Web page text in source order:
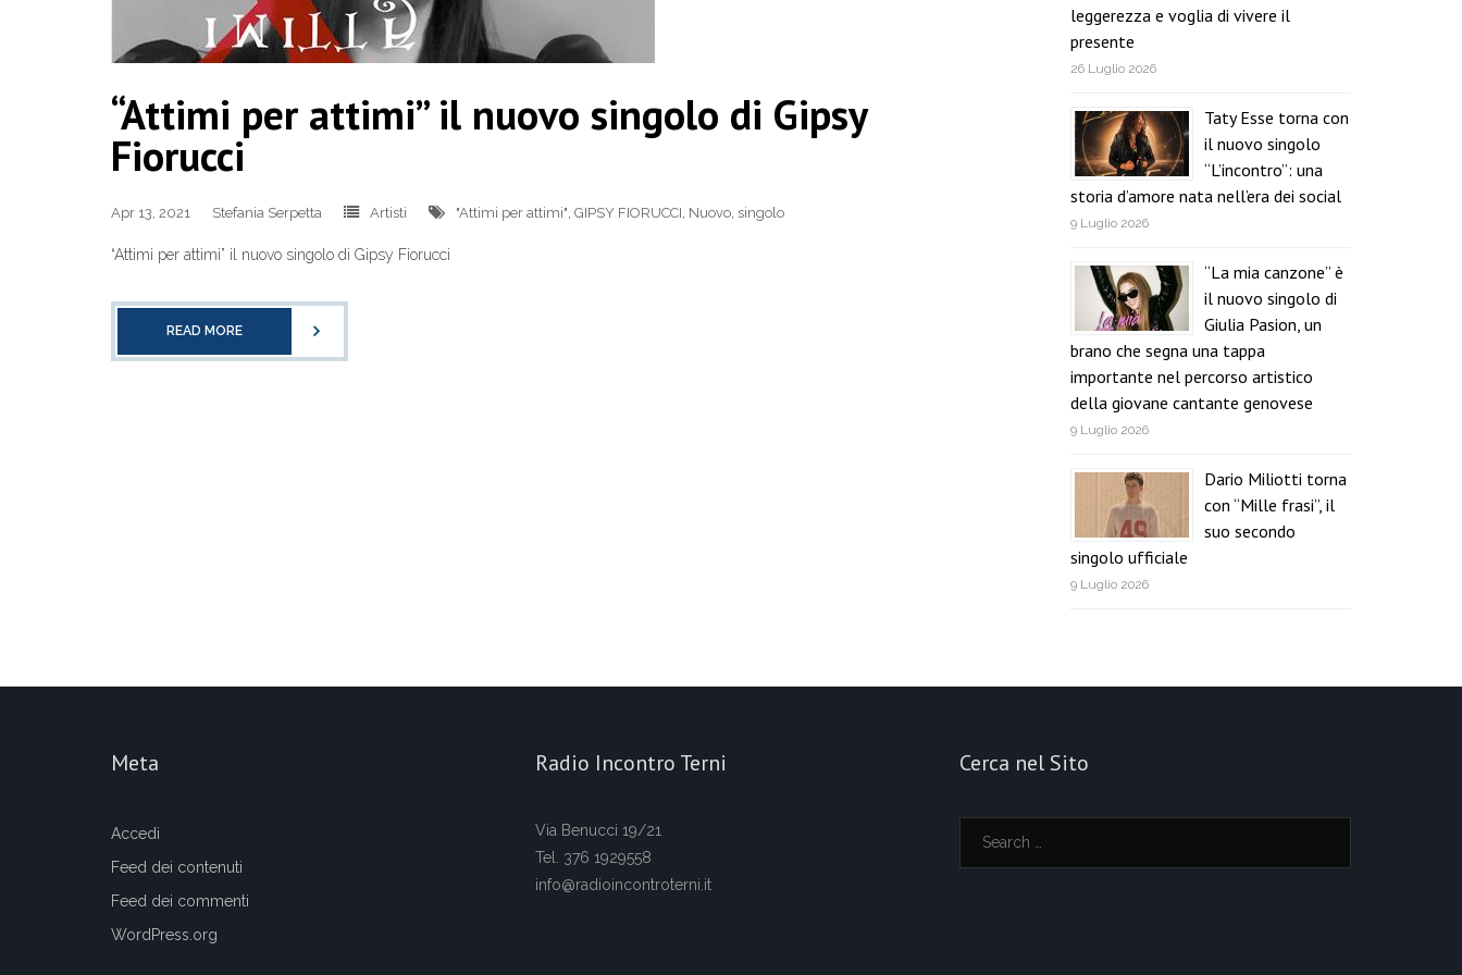
“Attimi per attimi” il nuovo singolo di Gipsy
Fiorucci
Apr 13, 2021 Stefania Serpetta Artisti "Attimi per attimi", GIPSY FIORUCCI, Nuovo, singolo
“Attimi per attimi” il nuovo singolo di Gipsy Fiorucci
READ MORE
leggerezza e voglia di vivere il
presente
26 Luglio 2026
Taty Esse torna con
il nuovo singolo
“L’incontro”: una
storia d’amore nata nell’era dei social
9 Luglio 2026
“La mia canzone” è
il nuovo singolo di
Giulia Pasion, un
brano che segna una tappa
importante nel percorso artistico
della giovane cantante genovese
9 Luglio 2026
Dario Miliotti torna
con “Mille frasi”, il
suo secondo
singolo ufficiale
9 Luglio 2026
Meta
Accedi
Feed dei contenuti
Feed dei commenti
WordPress.org
Radio Incontro Terni
Via Benucci 19/21
Tel. 376 1929558
info@radioincontroterni.it
Cerca nel Sito